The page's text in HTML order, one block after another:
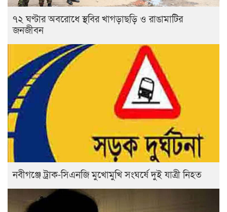
৭২ ঘণ্টার অবরোধে স্থবির খাগড়াছড়ি ও রাঙামাটির
জনজীবন
নবীগঞ্জে ট্রাক-সিএনজি মুখোমুখি সংঘর্ষে দুই যাত্রী নিহত